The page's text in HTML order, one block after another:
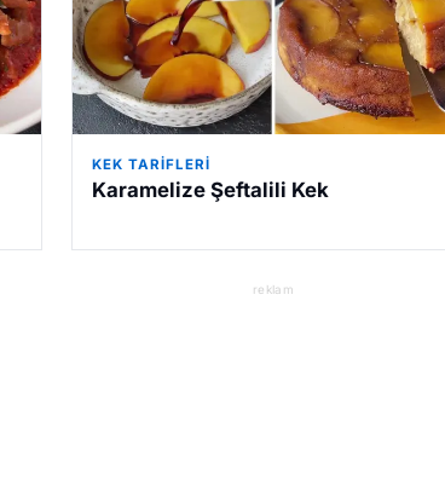
KEK TARIFLERI
Karamelize Şeftalili Kek
reklam